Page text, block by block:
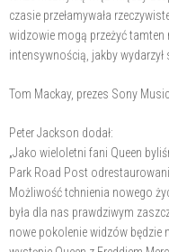
czasie przełamywała
widzowie mogą przeżyć
intensywnością, jakby wydarzył
Tom Mackay, prezes Sony
Peter Jackson dodał:
„Jako wieloletni fani Queen
Park Road Post
Możliwość tchnienia nowego
była dla nas prawdziwym
nowe pokolenie widzów będzie